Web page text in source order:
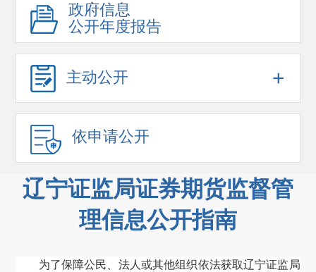
政府信息
公开年度报告
主动公开 +
依申请公开
辽宁证监局证券期货监督管
理信息公开指南
为了保障公民、法人或其他组织依法获取辽宁证监局